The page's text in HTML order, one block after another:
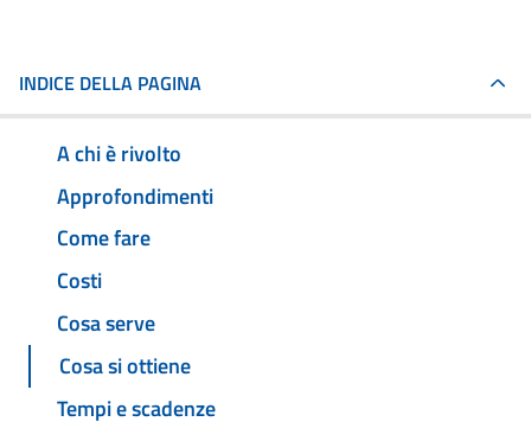
INDICE DELLA PAGINA
A chi è rivolto
Approfondimenti
Come fare
Costi
Cosa serve
Cosa si ottiene
Tempi e scadenze